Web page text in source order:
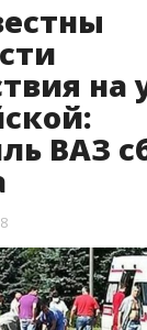
на
ВАЗ